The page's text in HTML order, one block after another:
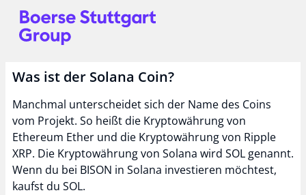
Was ist der Solana Coin?
Manchmal unterscheidet sich der Name des Coins
vom Projekt. So heißt die Kryptowährung von
Ethereum Ether und die Kryptowährung von Ripple
XRP. Die Kryptowährung von Solana wird SOL genannt.
Wenn du bei BISON in Solana investieren möchtest,
kaufst du SOL.